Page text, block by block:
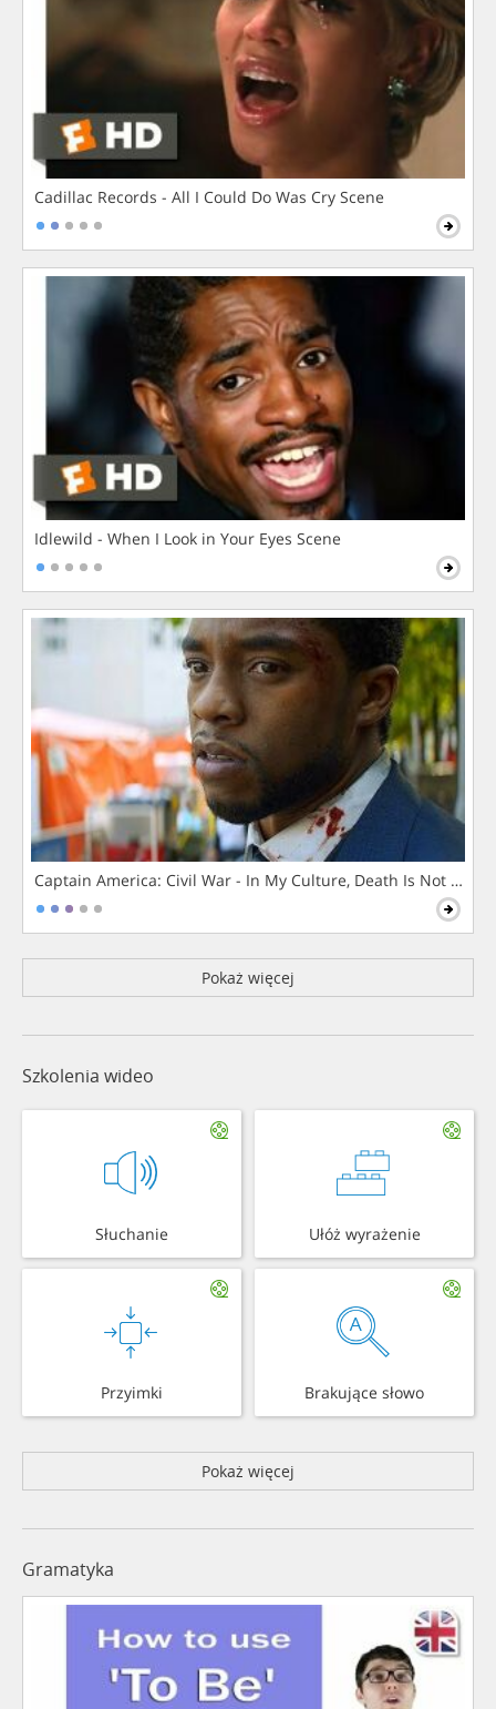
Cadillac Records - All I Could Do Was Cry Scene
Idlewild - When I Look in Your Eyes Scene
Captain America: Civil War - In My Culture, Death Is Not The
Pokaż więcej
Szkolenia wideo
Słuchanie Ułóż wyrażenie
Przyimki Brakujące słowo
Pokaż więcej
Gramatyka